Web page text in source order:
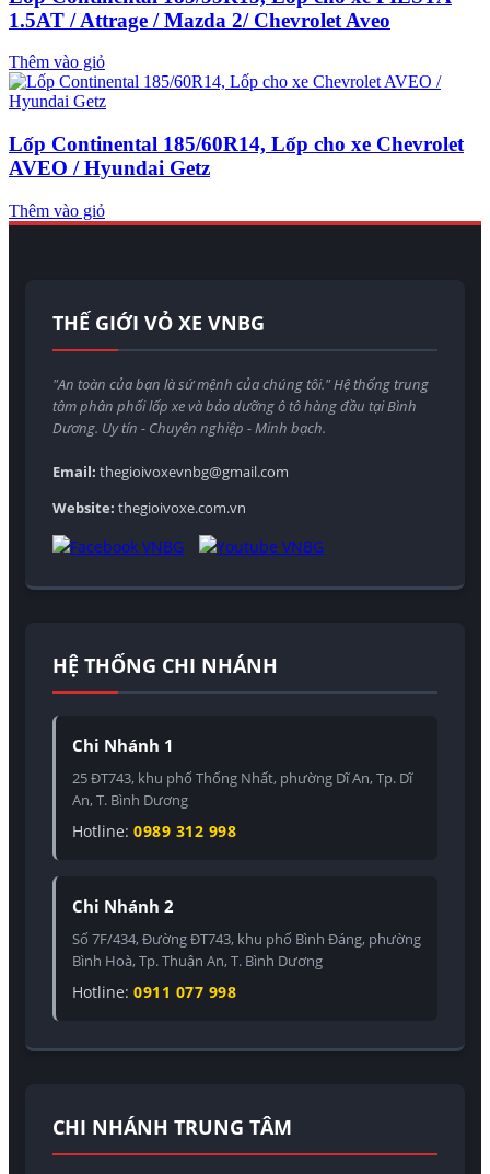
1.5AT / Attrage / Mazda 2/ Chevrolet Aveo
Thêm vào giỏ
Lốp Continental 185/60R14, Lốp cho xe Chevrolet
AVEO / Hyundai Getz
Thêm vào giỏ
THẾ GIỚI VỎ XE VNBG
"An toàn của bạn là sứ mệnh của chúng tôi." Hệ thống trung
tâm phân phối lốp xe và bảo dưỡng ô tô hàng đầu tại Bình
Dương. Uy tín - Chuyên nghiệp - Minh bạch.
Email: thegioivoxevnbg@gmail.com
Website: thegioivoxe.com.vn
HỆ THỐNG CHI NHÁNH
Chi Nhánh 1
25 ĐT743, khu phố Thống Nhất, phường Dĩ An, Tp. Dĩ
An, T. Bình Dương
Hotline: 0989 312 998
Chi Nhánh 2
Số 7F/434, Đường ĐT743, khu phố Bình Đáng, phường
Bình Hoà, Tp. Thuận An, T. Bình Dương
Hotline: 0911 077 998
CHI NHÁNH TRUNG TÂM